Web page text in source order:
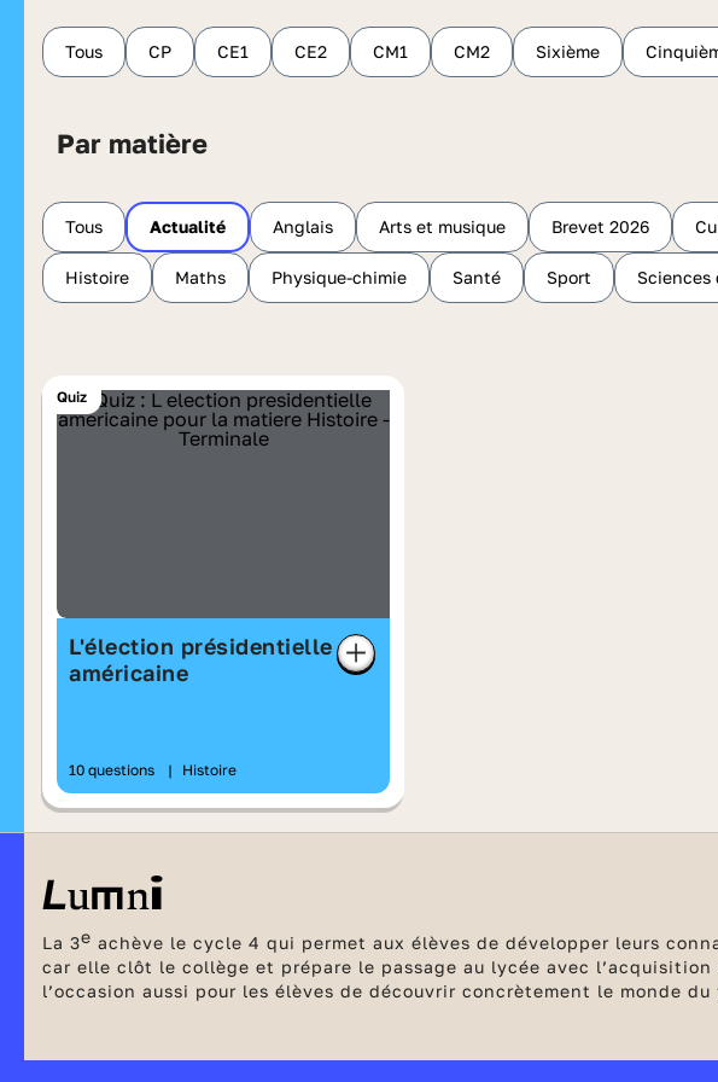
Tous CP CE1 CE2 CM1 CM2 Sixième
Par matière
Tous Actualité Anglais Arts et musique Brevet 2026
Histoire Maths Physique-chimie Santé Sport Sciences
Quiz
L'élection présidentielle
américaine
10 questions | Histoire
La 3e achève le cycle 4 qui permet aux élèves de développer leurs
car elle clôt le collège et prépare le passage au lycée avec
l’occasion aussi pour les élèves de découvrir concrètement le monde